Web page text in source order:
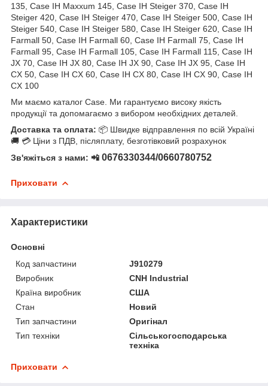
135, Case IH Maxxum 145, Case IH Steiger 370, Case IH
Steiger 420, Case IH Steiger 470, Case IH Steiger 500, Case IH
Steiger 540, Case IH Steiger 580, Case IH Steiger 620, Case IH
Farmall 50, Case IH Farmall 60, Case IH Farmall 75, Case IH
Farmall 95, Case IH Farmall 105, Case IH Farmall 115, Case IH
JX 70, Case IH JX 80, Case IH JX 90, Case IH JX 95, Case IH
CX 50, Case IH CX 60, Case IH CX 80, Case IH CX 90, Case IH
CX 100
Ми маємо каталог Case. Ми гарантуємо високу якість
продукції та допомагаємо з вибором необхідних деталей.
Доставка та оплата: 📦 Швидке відправлення по всій Україні
🚚 💳 Ціни з ПДВ, післяплату, безготівковий розрахунок
Зв'яжіться з нами: 📲 0676330344/0660780752
Приховати
Характеристики
Основні
Код запчастини
J910279
Виробник
CNH Industrial
Країна виробник
США
Стан
Новий
Тип запчастини
Оригінал
Тип техніки
Сільськогосподарська
техніка
Приховати